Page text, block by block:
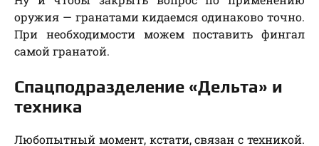
оружия — гранатами кидаемся одинаково точно.
При необходимости можем поставить фингал
самой гранатой.
Спацподразделение «Дельта» и
техника
Любопытный момент, кстати, связан с техникой.